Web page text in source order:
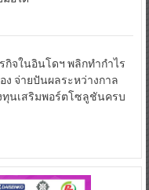
กิจในอินโดฯ พลิกทำกำไร
ง จ่ายปันผลระหว่างกาล
ทุนเสริมพอร์ตโซลูชันครบ